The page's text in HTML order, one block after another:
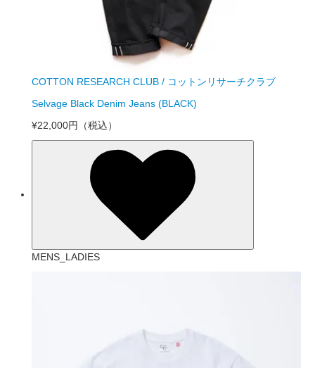
COTTON RESEARCH CLUB / コットンリサーチクラブ
Selvage Black Denim Jeans (BLACK)
¥22,000円
（税込）
MENS_LADIES